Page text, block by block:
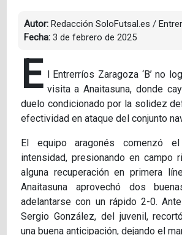
Autor: Redacción SoloFutsal.es /
Fecha: 3 de febrero de 2025
E l Entrerríos Zaragoza ‘B’ no
visita a Anaitasuna, donde
duelo condicionado por la solidez
efectividad en ataque del conjunto
El equipo aragonés comenzó
intensidad, presionando en campo
alguna recuperación en primera
Anaitasuna aprovechó dos
adelantarse con un rápido 2-0.
Sergio González, del juvenil,
una buena anticipación, dejando el